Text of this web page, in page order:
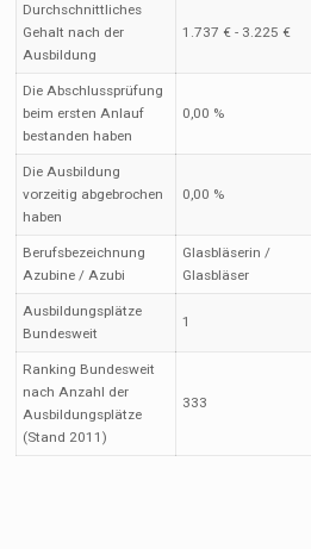
Durchschnittliches
Gehalt nach der
Ausbildung
1.737 € - 3.225 €
Die Abschlussprüfung
beim ersten Anlauf
bestanden haben
0,00 %
Die Ausbildung
vorzeitig abgebrochen
haben
0,00 %
Berufsbezeichnung
Azubine / Azubi
Glasbläserin /
Glasbläser
Ausbildungsplätze
Bundesweit
1
Ranking Bundesweit
nach Anzahl der
Ausbildungsplätze
(Stand 2011)
333